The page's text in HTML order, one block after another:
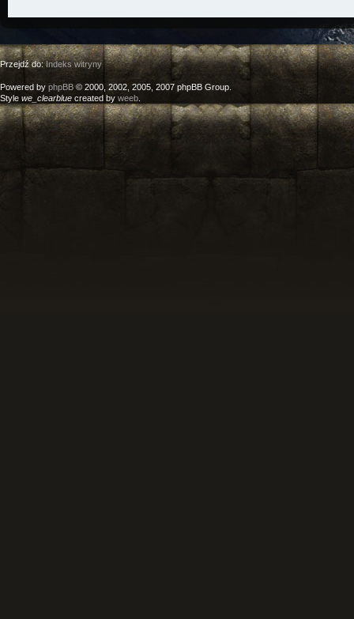
Przejdź do:Indeks witryny
Powered by phpBB © 2000, 2002, 2005, 2007 phpBB Group.
Style we_clearblue created by weeb